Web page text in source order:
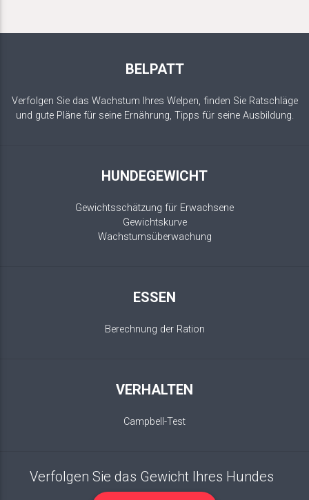
BELPATT
Verfolgen Sie das Wachstum Ihres Welpen, finden Sie Ratschläge
und gute Pläne für seine Ernährung, Tipps für seine Ausbildung.
HUNDEGEWICHT
Gewichtsschätzung für Erwachsene
Gewichtskurve
Wachstumsüberwachung
ESSEN
Berechnung der Ration
VERHALTEN
Campbell-Test
Verfolgen Sie das Gewicht Ihres Hundes